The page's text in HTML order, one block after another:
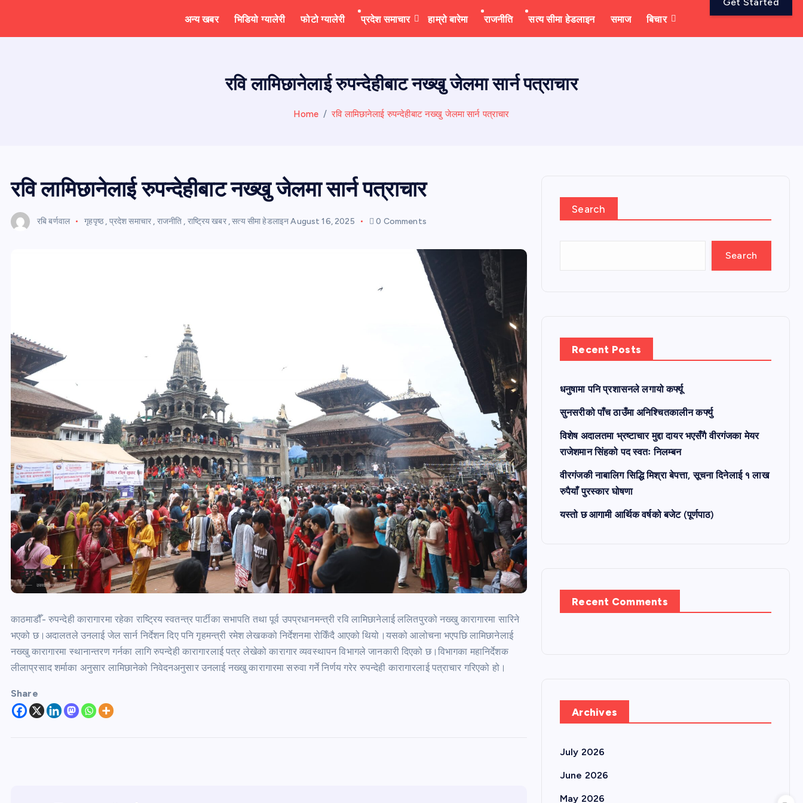
अन्य खबर भिडियो ग्यालेरी फोटो ग्यालेरी प्रदेश समाचार हाम्रो बारेमा राजनीति सत्य सीमा हेडलाइन समाज बिचार
रवि लामिछानेलाई रुपन्देहीबाट नख्खु जेलमा सार्न पत्राचार
Home रवि लामिछानेलाई रुपन्देहीबाट नख्खु जेलमा सार्न पत्राचार
रवि लामिछानेलाई रुपन्देहीबाट नख्खु जेलमा सार्न पत्राचार
रबि बर्णवाल गृहपृष्ठ, प्रदेश समाचार , राजनीति , राष्ट्रिय खबर,सत्य सीमा हेडलाइनAugust 16, 2025 0 Comments
काठमाडौँ- रुपन्देही कारागारमा रहेका राष्ट्रिय स्वतन्त्र पार्टीका सभापति तथा पूर्व उपप्रधानमन्त्री रवि लामिछानेलाई ललितपुरको नख्खु कारागारमा सारिने
भएको छ।अदालतले उनलाई जेल सार्न निर्देशन दिए पनि गृहमन्त्री रमेश लेखकको निर्देशनमा रोकिँदै आएको थियो।यसको आलोचना भएपछि लामिछानेलाई
नख्खु कारागारमा स्थानान्तरण गर्नका लागि रुपन्देही कारागारलाई पत्र लेखेको कारागार व्यवस्थापन विभागले जानकारी दिएको छ।विभागका महानिर्देशक
लीलाप्रसाद शर्माका अनुसार लामिछानेको निवेदनअनुसार उनलाई नख्खु कारागारमा सरुवा गर्ने निर्णय गरेर रुपन्देही कारागारलाई पत्राचार गरिएको हो।
Share
Search
Search
Recent Posts
धनुषामा पनि प्रशासनले लगायो कर्फ्यू
सुनसरीको पाँच ठाउँमा अनिश्चितकालीन कर्फ्यु
विशेष अदालतमा भ्रष्टाचार मुद्दा दायर भएसँगै वीरगंजका मेयर
राजेशमान सिंहको पद स्वतः निलम्बन
वीरगंजकी नाबालिग सिद्धि मिश्रा बेपत्ता, सूचना दिनेलाई १ लाख
रुपैयाँ पुरस्कार घोषणा
यस्तो छ आगामी आर्थिक वर्षको बजेट (पूर्णपाठ)
Recent Comments
Archives
July 2026
June 2026
May 2026